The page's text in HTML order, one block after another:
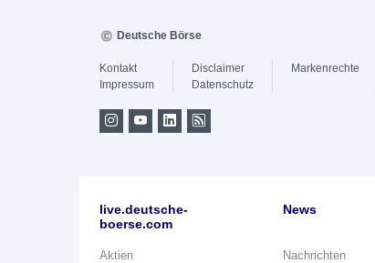
Deutsche Börse
Kontakt
Impressum
Disclaimer
Datenschutz
Markenrechte
live.deutsche-
boerse.com
Aktien
News
Nachrichten